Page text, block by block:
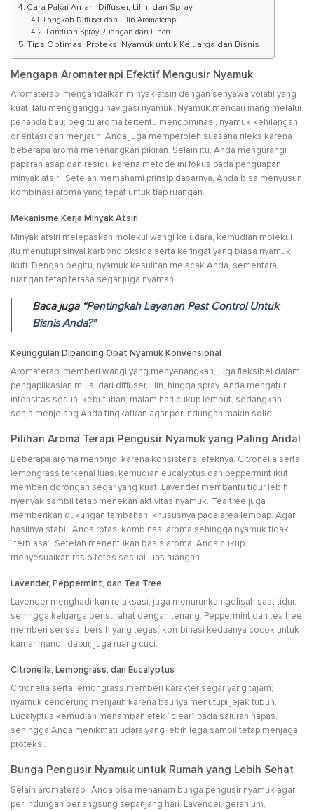
Cara Pakai Aman: Diffuser, Lilin, dan Spray
Langkah Diffuser dan Lilin Aromaterapi
Panduan Spray Ruangan dan Linen
Tips Optimasi Proteksi Nyamuk untuk Keluarga dan Bisnis
Mengapa Aromaterapi Efektif Mengusir Nyamuk
Aromaterapi mengandalkan minyak atsiri dengan senyawa volatil yang
kuat, lalu mengganggu navigasi nyamuk. Nyamuk mencari inang melalui
penanda bau; begitu aroma tertentu mendominasi, nyamuk kehilangan
orientasi dan menjauh. Anda juga memperoleh suasana rileks karena
beberapa aroma menenangkan pikiran. Selain itu, Anda mengurangi
paparan asap dan residu karena metode ini fokus pada penguapan
minyak atsiri. Setelah memahami prinsip dasarnya, Anda bisa menyusun
kombinasi aroma yang tepat untuk tiap ruangan.
Mekanisme Kerja Minyak Atsiri
Minyak atsiri melepaskan molekul wangi ke udara, kemudian molekul
itu menutupi sinyal karbondioksida serta keringat yang biasa nyamuk
ikuti. Dengan begitu, nyamuk kesulitan melacak Anda, sementara
ruangan tetap terasa segar juga nyaman.
Baca juga “Pentingkah Layanan Pest Control Untuk
Bisnis Anda?”
Keunggulan Dibanding Obat Nyamuk Konvensional
Aromaterapi memberi wangi yang menyenangkan, juga fleksibel dalam
pengaplikasian mulai dari diffuser, lilin, hingga spray. Anda mengatur
intensitas sesuai kebutuhan; malam hari cukup lembut, sedangkan
senja menjelang Anda tingkatkan agar perlindungan makin solid.
Pilihan Aroma Terapi Pengusir Nyamuk yang Paling Andal
Beberapa aroma menonjol karena konsistensi efeknya. Citronella serta
lemongrass terkenal luas, kemudian eucalyptus dan peppermint ikut
memberi dorongan segar yang kuat. Lavender membantu tidur lebih
nyenyak sambil tetap menekan aktivitas nyamuk. Tea tree juga
memberikan dukungan tambahan, khususnya pada area lembap. Agar
hasilnya stabil, Anda rotasi kombinasi aroma sehingga nyamuk tidak
“terbiasa”. Setelah menentukan basis aroma, Anda cukup
menyesuaikan rasio tetes sesuai luas ruangan.
Lavender, Peppermint, dan Tea Tree
Lavender menghadirkan relaksasi, juga menurunkan gelisah saat tidur,
sehingga keluarga beristirahat dengan tenang. Peppermint dan tea tree
memberi sensasi bersih yang tegas; kombinasi keduanya cocok untuk
kamar mandi, dapur, juga ruang cuci.
Citronella, Lemongrass, dan Eucalyptus
Citronella serta lemongrass memberi karakter segar yang tajam;
nyamuk cenderung menjauh karena baunya menutupi jejak tubuh.
Eucalyptus kemudian menambah efek “clear” pada saluran napas,
sehingga Anda menikmati udara yang lebih lega sambil tetap menjaga
proteksi.
Bunga Pengusir Nyamuk untuk Rumah yang Lebih Sehat
Selain aromaterapi, Anda bisa menanam bunga pengusir nyamuk agar
perlindungan berlangsung sepanjang hari. Lavender, geranium,